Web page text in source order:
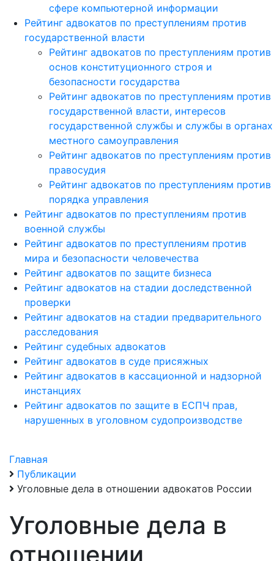
сфере компьютерной информации
Рейтинг адвокатов по преступлениям против
государственной власти
Рейтинг адвокатов по преступлениям против
основ конституционного строя и
безопасности государства
Рейтинг адвокатов по преступлениям против
государственной власти, интересов
государственной службы и службы в органах
местного самоуправления
Рейтинг адвокатов по преступлениям против
правосудия
Рейтинг адвокатов по преступлениям против
порядка управления
Рейтинг адвокатов по преступлениям против
военной службы
Рейтинг адвокатов по преступлениям против
мира и безопасности человечества
Рейтинг адвокатов по защите бизнеса
Рейтинг адвокатов на стадии доследственной
проверки
Рейтинг адвокатов на стадии предварительного
расследования
Рейтинг судебных адвокатов
Рейтинг адвокатов в суде присяжных
Рейтинг адвокатов в кассационной и надзорной
инстанциях
Рейтинг адвокатов по защите в ЕСПЧ прав,
нарушенных в уголовном судопроизводстве
Главная
Публикации
Уголовные дела в отношении адвокатов России
Уголовные дела в
отношении